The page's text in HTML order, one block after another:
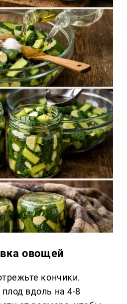
овощей
кончики.
вдоль на 4-8